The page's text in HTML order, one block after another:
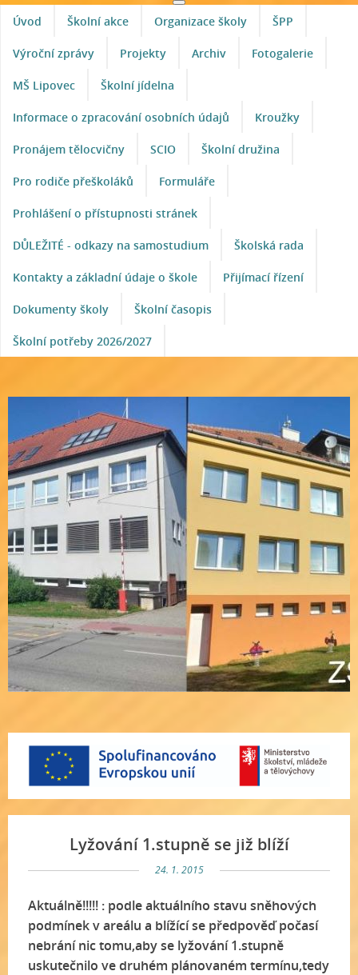
Úvod Školní akce Organizace školy ŠPP
Výroční zprávy Projekty Archiv Fotogalerie
MŠ Lipovec Školní jídelna
Informace o zpracování osobních údajů Kroužky
Pronájem tělocvičny SCIO Školní družina
Pro rodiče přeškoláků Formuláře
Prohlášení o přístupnosti stránek
DŮLEŽITÉ - odkazy na samostudium Školská rada
Kontakty a základní údaje o škole Přijímací řízení
Dokumenty školy Školní časopis
Školní potřeby 2026/2027
Lyžování 1.stupně se již blíží
24. 1. 2015
Aktuálně!!!!! : podle aktuálního stavu sněhových
podmínek v areálu a blížící se předpověď počasí
nebrání nic tomu,aby se lyžování 1.stupně
uskutečnilo ve druhém plánovaném termínu,tedy